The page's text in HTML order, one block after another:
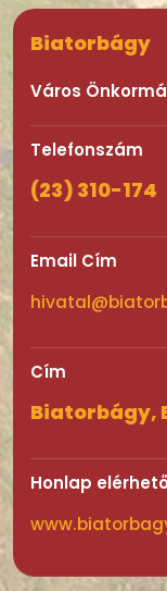
Biatorbágy
Város
Telefonszám
(23) 310-174
Email Cím
Cím
Biatorbágy,
Honlap